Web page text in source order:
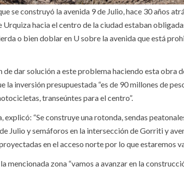
se construyó la avenida 9 de Julio, hace 30 años
Urquiza hacia el centro de la ciudad estaban
o bien doblar en U sobre la avenida que está
de dar solución a este problema haciendo esta obra
la inversión presupuestada “es de 90 millones de
transeúntes para el centro”.
“Se construye una rotonda, sendas
Julio y semáforos en la intersección de Gorriti y
en el acceso norte por lo que estaremos
mencionada zona “vamos a avanzar en la